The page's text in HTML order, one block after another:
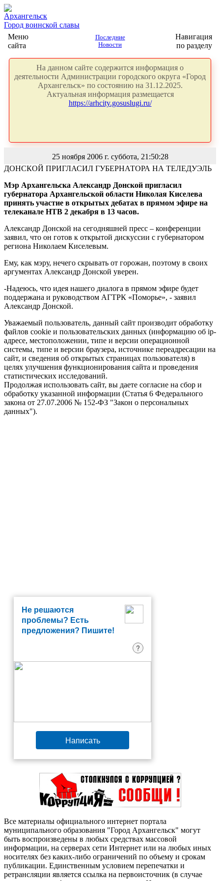
Архангельск
Город воинской славы
Меню
сайта
Последние
Новости
Навигация
по разделу
На данном сайте содержится информация о
деятельности Администрации городского округа «Город
Архангельск» по состоянию на 31.12.2025.
Актуальная информация размещается
https://arhcity.gosuslugi.ru/
25 ноября 2006 г. суббота, 21:50:28
ДОНСКОЙ ПРИГЛАСИЛ ГУБЕРНАТОРА НА ТЕЛЕДУЭЛЬ
Мэр Архангельска Александр Донской пригласил
губернатора Архангельской области Николая Киселева
принять участие в открытых дебатах в прямом эфире на
телеканале НТВ 2 декабря в 13 часов.
Александр Донской на сегодняшней пресс – конференции
заявил, что он готов к открытой дискуссии с губернатором
региона Николаем Киселевым.
Ему, как мэру, нечего скрывать от горожан, поэтому в своих
аргументах Александр Донской уверен.
-Надеюсь, что идея нашего диалога в прямом эфире будет
поддержана и руководством АГТРК «Поморье», - заявил
Александр Донской.
Уважаемый пользователь, данный сайт производит обработку
файлов cookie и пользовательских данных (информацию об ip-
адресе, местоположении, типе и версии операционной
системы, типе и версии браузера, источнике переадресации на
сайт, и сведения об открытых страницах пользователя) в
целях улучшения функционирования сайта и проведения
статистических исследований.
Продолжая использовать сайт, вы даете согласие на сбор и
обработку указанной информации (Статья 6 Федерального
закона от 27.07.2006 № 152-ФЗ "Закон о персональных
данных").
Не решаются
проблемы? Есть
предложения? Пишите!
?
Написать
Все материалы официального интернет портала
муниципального образования "Город Архангельск" могут
быть воспроизведены в любых средствах массовой
информации, на серверах сети Интернет или на любых иных
носителях без каких-либо ограничений по объему и срокам
публикации. Единственным условием перепечатки и
ретрансляции является ссылка на первоисточник (в случае